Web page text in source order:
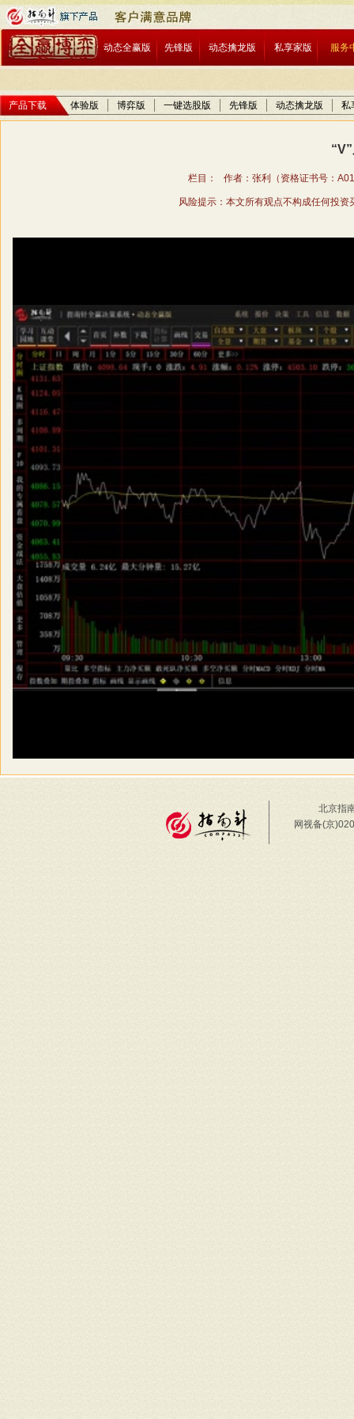
动态全赢版 先锋版 动态擒龙版 私享家版 服务
产品下载 体验版 博弈版 一键选股版 先锋版 动态擒龙版 私
栏目： 作者：张利（资格证书号：
风险提示：本文所有观点不构成任何投
北京指
网视备(京